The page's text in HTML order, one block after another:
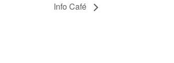
Info Café